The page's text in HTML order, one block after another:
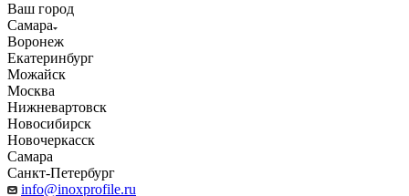
Ваш город
Самара
Воронеж
Екатеринбург
Можайск
Москва
Нижневартовск
Новосибирск
Новочеркасск
Самара
Санкт-Петербург
info@inoxprofile.ru